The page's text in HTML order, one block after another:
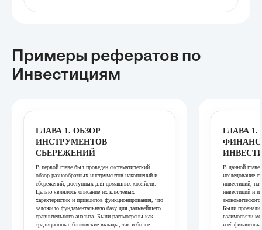
Примеры рефератов по
Инвестициям
ГЛАВА 1. ОБЗОР
ИНСТРУМЕНТОВ
СБЕРЕЖЕНИЙ
В первой главе был проведен систематический
обзор разнообразных инструментов накоплений и
сбережений, доступных для домашних хозяйств.
Целью являлось описание их ключевых
характеристик и принципов функционирования, что
заложило фундаментальную базу для дальнейшего
сравнительного анализа. Были рассмотрены как
традиционные банковские вклады, так и более
ГЛАВА
В данной главе
исследование
инвестиций,
инвестиций и
Были
взаимосвязи
и её